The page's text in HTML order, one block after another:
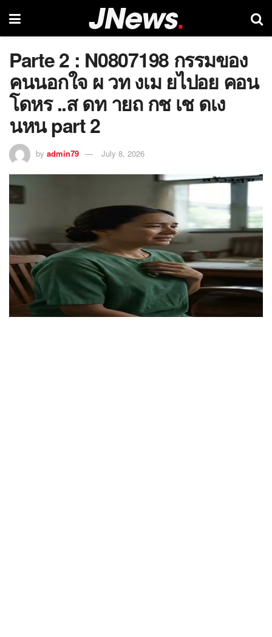
Parte 2 : N0807198 กรรมของ
คนนอกใจ ผ วท งเม ยไปอย คอน
โดหร ..ส ดท ายถ กช เช ดเง
นหน part 2
by admin79 July 8, 2026